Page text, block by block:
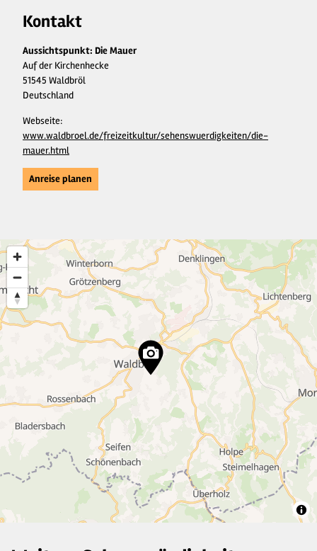
Kontakt
Aussichtspunkt: Die Mauer
Auf der Kirchenhecke
51545 Waldbröl
Deutschland
Webseite:
www.waldbroel.de/freizeitkultur/sehenswuerdigkeiten/die-
mauer.html
Anreise planen
15
6
3
3